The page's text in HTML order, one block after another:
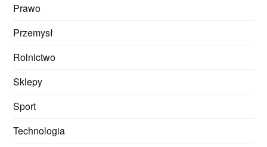
Prawo
Przemysł
Rolnictwo
Sklepy
Sport
Technologia